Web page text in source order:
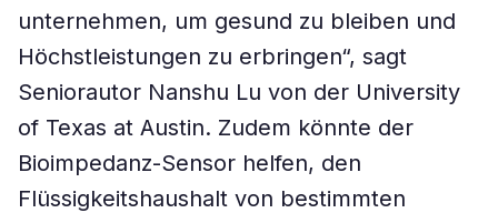
unternehmen, um gesund zu bleiben und
Höchstleistungen zu erbringen“, sagt
Seniorautor Nanshu Lu von der University
of Texas at Austin. Zudem könnte der
Bioimpedanz-Sensor helfen, den
Flüssigkeitshaushalt von bestimmten